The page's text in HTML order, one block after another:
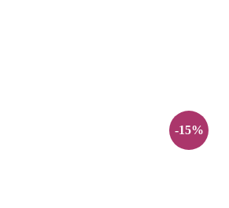
-15%